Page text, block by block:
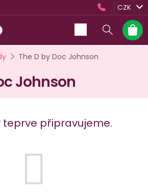
CZK
košík
The D by Doc Johnson
Johnson
teprve připravujeme.